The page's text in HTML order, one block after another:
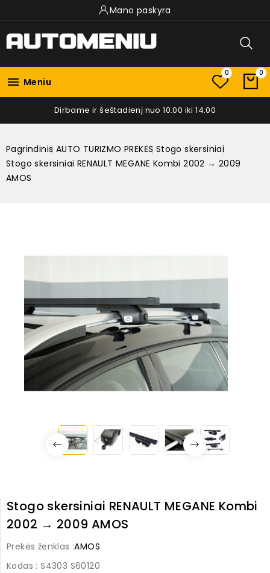
Mano paskyra
 Meniu
0 0
Dirbame ir šeštadienį nuo 10.00 iki 14.00
Pagrindinis AUTO TURIZMO PREKĖS Stogo skersiniai
Stogo skersiniai RENAULT MEGANE Kombi 2002 → 2009
AMOS
Stogo skersiniai RENAULT MEGANE Kombi
2002 → 2009 AMOS
Prekės ženklas :AMOS
Kodas : S4303 S60120